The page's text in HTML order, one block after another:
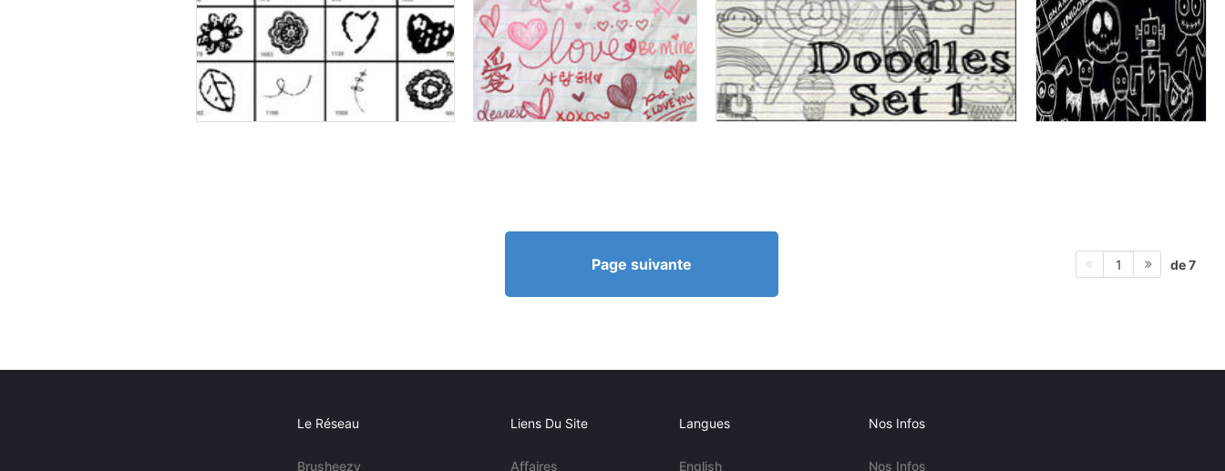
Page suivante 1 de 7
Le Réseau
Brusheezy
Liens Du Site
Affaires
Langues
English
Nos Infos
Nos Infos